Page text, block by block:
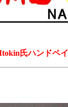
氏ハンドペ